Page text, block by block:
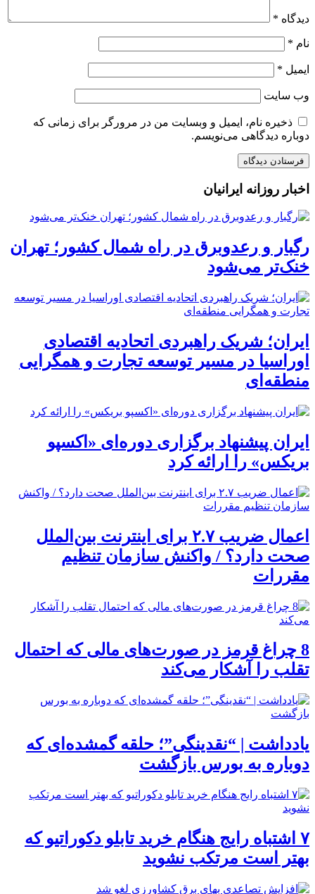
دیدگاه *
نام *
ایمیل *
وب‌ سایت
ذخیره نام، ایمیل و وبسایت من در مرورگر برای زمانی که
دوباره دیدگاهی می‌نویسم.
اخبار روزانه ایرانیان
رگبار و رعدوبرق در راه شمال کشور؛ تهران
خنک‌تر می‌شود
ایران؛ شریک راهبردی اتحادیه اقتصادی
اوراسیا در مسیر توسعه تجارت و همگرایی
منطقه‌ای
ایران پیشنهاد برگزاری دوره‌ای «اکسپو
بریکس» را ارائه کرد
اعمال ضریب ۲.۷ برای اینترنت بین‌الملل
صحت دارد؟ / واکنش سازمان تنظیم
مقررات
8 چراغ قرمز در صورت‌های مالی که احتمال
تقلب را آشکار می‌کند
یادداشت | “نقدینگی”؛ حلقه گمشده‌ای که
دوباره به بورس بازگشت
۷ اشتباه رایج هنگام خرید تابلو دکوراتیو که
بهتر است مرتکب نشوید